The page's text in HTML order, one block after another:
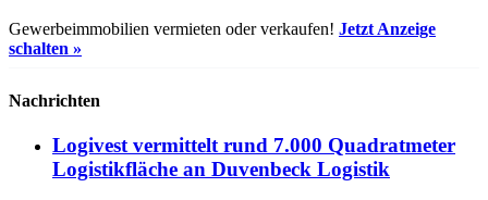
Gewerbeimmobilien vermieten oder verkaufen! Jetzt Anzeige
schalten »
Nachrichten
Logivest vermittelt rund 7.000 Quadratmeter
Logistikfläche an Duvenbeck Logistik